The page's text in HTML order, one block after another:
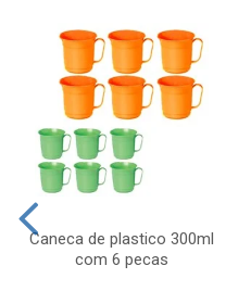
Caneca de plastico 300ml
com 6 pecas